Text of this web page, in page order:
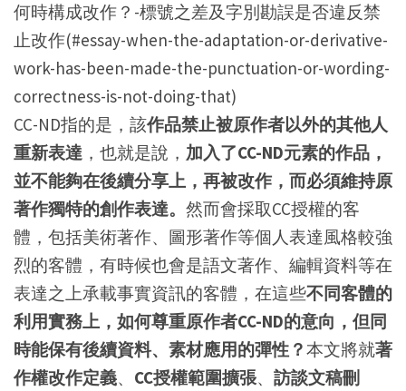
何時構成改作？-標號之差及字別勘誤是否違反禁
止改作(#essay-when-the-adaptation-or-derivative-
work-has-been-made-the-punctuation-or-wording-
correctness-is-not-doing-that)
CC-ND指的是，該作品禁止被原作者以外的其他人
重新表達 ，也就是說， 加入了CC-ND元素的作品，
並不能夠在後續分享上，再被改作，而必須維持原
著作獨特的創作表達。 然而會採取CC授權的客
體，包括美術著作、圖形著作等個人表達風格較強
烈的客體，有時候也會是語文著作、編輯資料等在
表達之上承載事實資訊的客體，在這些不同客體的
利用實務上，如何尊重原作者CC-ND的意向，但同
時能保有後續資料、素材應用的彈性？本文將就著
作權改作定義、 CC授權範圍擴張、 訪談文稿刪